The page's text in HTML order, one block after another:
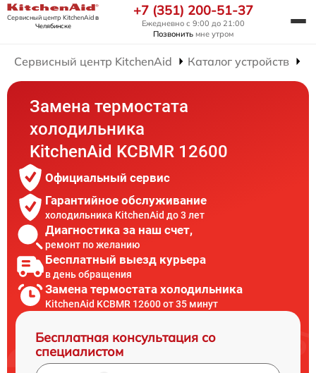
Сервисный центр KitchenAidв
Челябинске
+7 (351) 200-51-37
Ежедневно с 9:00 до 21:00
Позвонить мне утром
Сервисный центр KitchenAid Каталог устройств
Замена термостата
холодильника
KitchenAid KCBMR 12600
Официальный сервис
Гарантийное обслуживание
холодильника KitchenAid до 3 лет
Диагностика за наш счет,
ремонт по желанию
Бесплатный выезд курьера
в день обращения
Замена термостата холодильника
KitchenAid KCBMR 12600 от 35 минут
Бесплатная консультация со
специалистом